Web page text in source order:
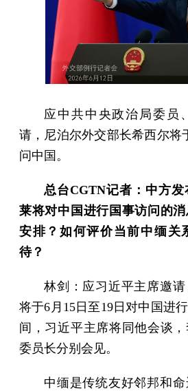
应中共中央政治局委员
请，尼泊尔外交部长希西尔将
问中国。
总台CGTN记者：中方
莱将对中国进行国事访问的
安排？如何评价当前中缅关
待？
林剑：应习近平主席邀
将于6月15日至19日对中国进
间，习近平主席将同他会谈
委员长分别会见。
中缅是传统友好邻邦和